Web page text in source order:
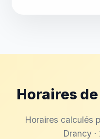
Horaires
Horaires calculés
Drancy